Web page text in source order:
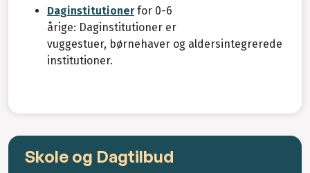
Daginstitutionerfor 0-6
årige: Daginstitutioner er
vuggestuer, børnehaver og aldersintegrerede
institutioner.
Skole og Dagtilbud